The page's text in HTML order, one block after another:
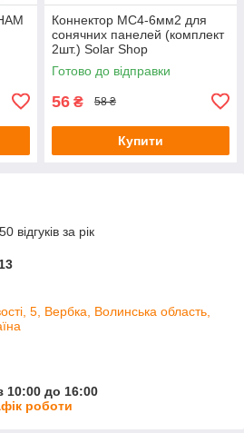
Коннектор MC4-6мм2 для
сонячних панелей (комплект
2шт.) Solar Shop
Готово до відправки
56 ₴ 58 ₴
Купити
відгуків за рік
5, Вербка, Волинська область,
10:00 до 16:00
роботи